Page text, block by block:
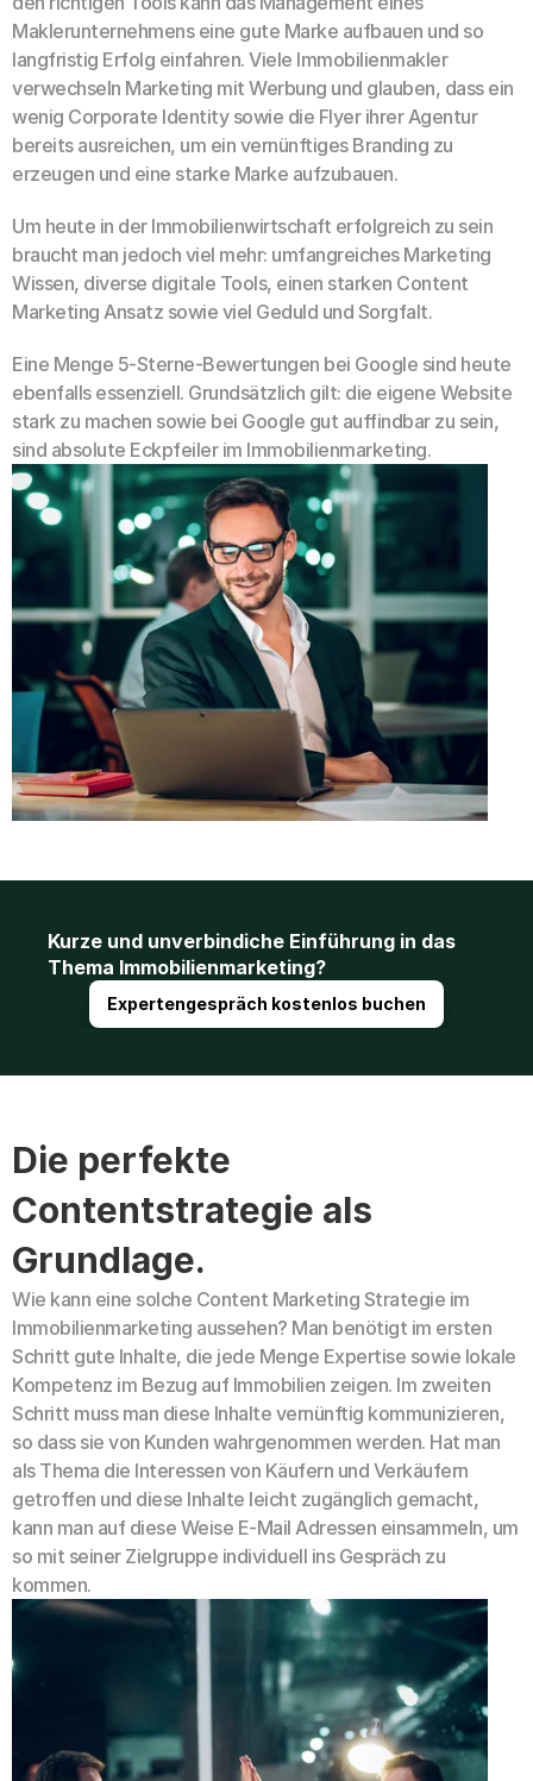
Maklerunternehmens eine gute Marke aufbauen und so
langfristig Erfolg einfahren. Viele Immobilienmakler
verwechseln Marketing mit Werbung und glauben, dass ein
wenig Corporate Identity sowie die Flyer ihrer Agentur
bereits ausreichen, um ein vernünftiges Branding zu
erzeugen und eine starke Marke aufzubauen.
Um heute in der Immobilienwirtschaft erfolgreich zu sein
braucht man jedoch viel mehr: umfangreiches Marketing
Wissen, diverse digitale Tools, einen starken Content
Marketing Ansatz sowie viel Geduld und Sorgfalt.
Eine Menge 5-Sterne-Bewertungen bei Google sind heute
ebenfalls essenziell. Grundsätzlich gilt: die eigene Website
stark zu machen sowie bei Google gut auffindbar zu sein,
sind absolute Eckpfeiler im Immobilienmarketing.
Kurze und unverbindiche Einführung in das
Thema Immobilienmarketing?
Expertengespräch kostenlos buchen
Die perfekte
Contentstrategie als
Grundlage.
Wie kann eine solche Content Marketing Strategie im
Immobilienmarketing aussehen? Man benötigt im ersten
Schritt gute Inhalte, die jede Menge Expertise sowie lokale
Kompetenz im Bezug auf Immobilien zeigen. Im zweiten
Schritt muss man diese Inhalte vernünftig kommunizieren,
so dass sie von Kunden wahrgenommen werden. Hat man
als Thema die Interessen von Käufern und Verkäufern
getroffen und diese Inhalte leicht zugänglich gemacht,
kann man auf diese Weise E-Mail Adressen einsammeln, um
so mit seiner Zielgruppe individuell ins Gespräch zu
kommen.